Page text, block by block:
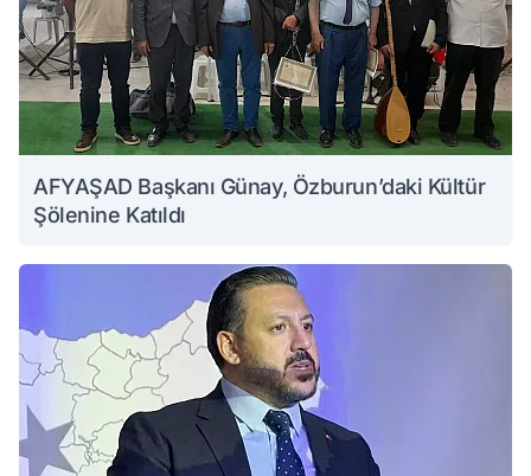
AFYAŞAD Başkanı Günay, Özburun’daki Kültür
Şölenine Katıldı